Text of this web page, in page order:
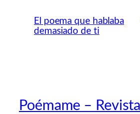
El poema que hablaba
demasiado de ti
Poémame –